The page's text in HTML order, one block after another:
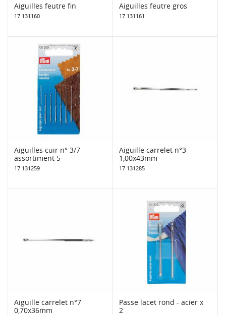
Aiguilles feutre fin
17 131160
Aiguilles feutre gros
17 131161
Aiguilles cuir n° 3/7
assortiment 5
17 131259
Aiguille carrelet n°3
1,00x43mm
17 131285
Aiguille carrelet n°7
0,70x36mm
Passe lacet rond - acier x
2